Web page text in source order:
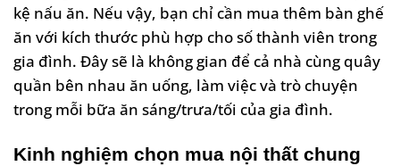
kệ nấu ăn. Nếu vậy, bạn chỉ cần mua thêm bàn ghế
ăn với kích thước phù hợp cho số thành viên trong
gia đình. Đây sẽ là không gian để cả nhà cùng quây
quần bên nhau ăn uống, làm việc và trò chuyện
trong mỗi bữa ăn sáng/trưa/tối của gia đình.
Kinh nghiệm chọn mua nội thất chung